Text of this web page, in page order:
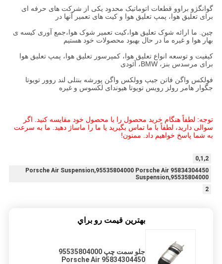
گوانگژو براوو قطعات اتوماتیک محدود یکی از شرکت های حرفه ای
برای تعلیق هوا، پمپ تعلیق هوا و کیت های تعمیر آنها در
چین. ما ارائه شوک تعلیق هوا،کیت تعمیر شوک هوا،جمع آوری کیسه ی
بهار هوا و غیره ما در حال بهبود محصولات خود هستیم
کیفیت و توسعه انواع تعلیق هوا، کمپرسور تعلیق هوا، پمپ تعلیق هوا
برای مرسدس بنز، BMW، آئودی
فولکس واگن فاتن جیپ وولکس واگن پورشه بنتلی لند روور تویوتا
جگوار هامر رولز رویس تویوتا هیوندای لکسوس و غیره
توجه: لطفاً هنگام خرید محصول را با محصول خود مقایسه کنید. اگر
سوالی دارید، لطفاً با ما تماس بگیرید یا ما را ماساژ دهید. ما به سرعت
به شما پاسخ خواهیم داد. ممنون!
0,1,2
95834304450 Porsche Air Suspension,95535804000 Porsche Air
Suspension,95535804000
2
بهترين قيمت رو براي
جلو سمت چپ 95535804000
95834304450 Porsche Air